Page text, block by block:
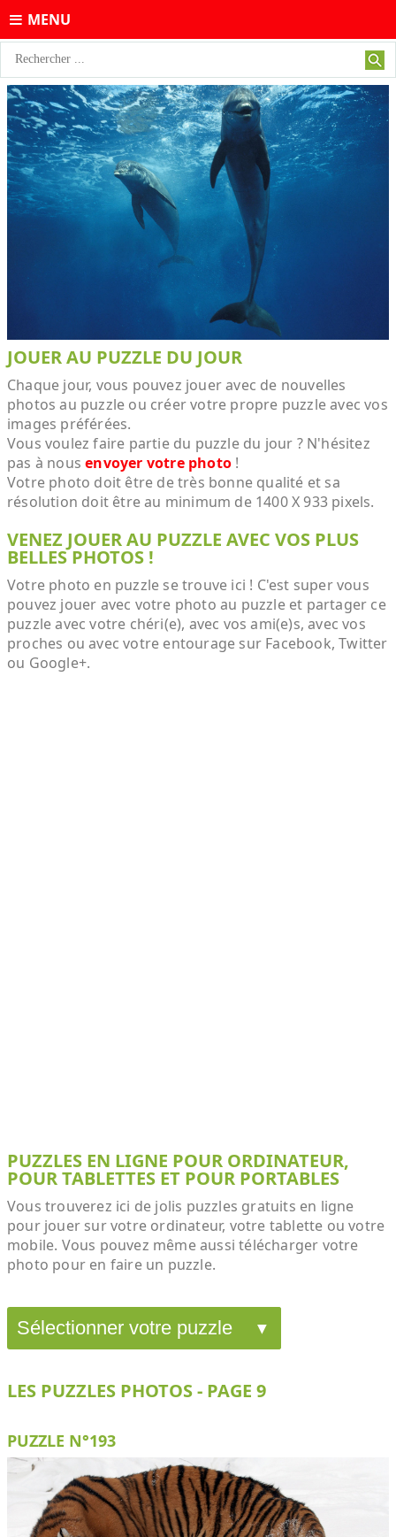
MENU
JOUER AU PUZZLE DU JOUR
Chaque jour, vous pouvez jouer avec de nouvelles
photos au puzzle ou créer votre propre puzzle avec vos
images préférées.
Vous voulez faire partie du puzzle du jour ? N'hésitez
pas à nousenvoyer votre photo !
Votre photo doit être de très bonne qualité et sa
résolution doit être au minimum de 1400 X 933 pixels.
VENEZ JOUER AU PUZZLE AVEC VOS PLUS
BELLES PHOTOS !
Votre photo en puzzle se trouve ici ! C'est super vous
pouvez jouer avec votre photo au puzzle et partager ce
puzzle avec votre chéri(e), avec vos ami(e)s, avec vos
proches ou avec votre entourage sur Facebook, Twitter
ou Google+.
PUZZLES EN LIGNE POUR ORDINATEUR,
POUR TABLETTES ET POUR PORTABLES
Vous trouverez ici de jolis puzzles gratuits en ligne
pour jouer sur votre ordinateur, votre tablette ou votre
mobile. Vous pouvez même aussi télécharger votre
photo pour en faire un puzzle.
LES PUZZLES PHOTOS - PAGE 9
PUZZLE N°193